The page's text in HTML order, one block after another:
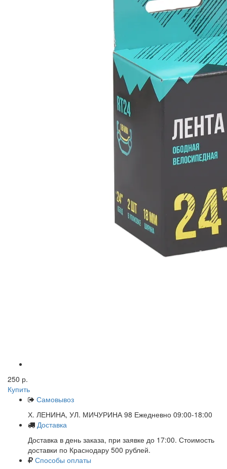
250 р.
Купить
Самовывоз
Х. ЛЕНИНА, УЛ. МИЧУРИНА 98 Ежедневно 09:00-18:00
Доставка
Доставка в день заказа, при заявке до 17:00. Стоимость
доставки по Краснодару 500 рублей.
Способы оплаты